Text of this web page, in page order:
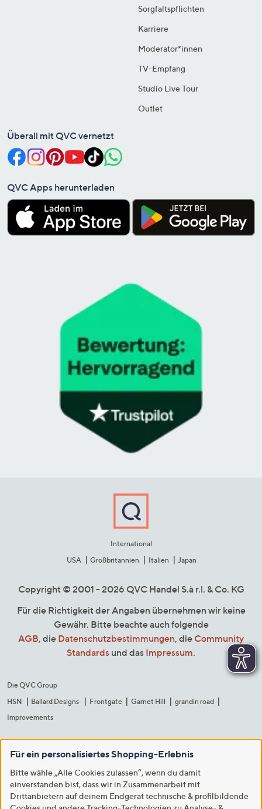
Sorgfaltspflichten
Karriere
Moderator*innen
TV-Empfang
Studio Live Tour
Outlet
Überall mit QVC vernetzt
QVC Apps herunterladen
International
USA
Großbritannien Italien Japan
Copyright © 2001 - 2026 QVC Handel S.à r.l. & Co. KG
Für die Richtigkeit der Angaben übernehmen wir keine
Gewähr. Bitte beachte auch folgende
AGB, die Datenschutzbestimmungen, die Community
Standards und das Impressum.
Die QVC Group
HSN
Ballard Designs Frontgate Garnet Hill
grandin road
Improvements
Für ein personalisiertes Shopping-Erlebnis
Bitte wähle „Alle Cookies zulassen“, wenn du damit
einverstanden bist, dass wir in Zusammenarbeit mit
Drittanbietern auf deinem Endgerät technische & profilbildende